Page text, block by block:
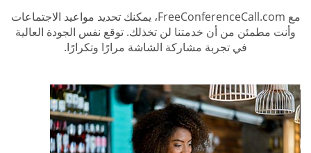
مع FreeConferenceCall.com، يمكنك تحديد مواعيد الاجتماعات
وأنت مطمئن من أن خدمتنا لن تخذلك. توقع نفس الجودة العالية
في تجربة مشاركة الشاشة مرارًا وتكرارًا.